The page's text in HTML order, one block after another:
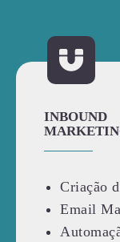
INBOUND
Criação
Email